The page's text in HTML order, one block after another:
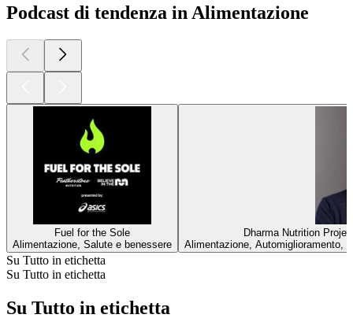
Podcast di tendenza in Alimentazione
Fuel for the Sole
Alimentazione, Salute e benessere
Dharma Nutrition
Alimentazione, Automiglioramento,
Su Tutto in etichetta
Su Tutto in etichetta
Su Tutto in etichetta